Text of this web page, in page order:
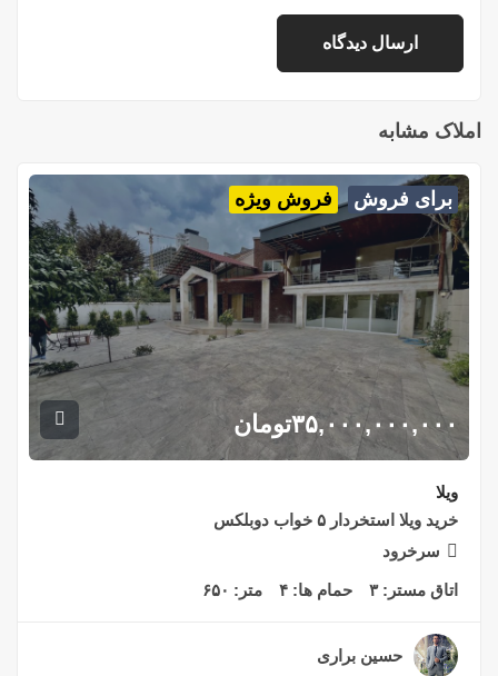
املاک مشابه
برای فروش فروش ویژه
۳۵,۰۰۰,۰۰۰,۰۰۰تومان
ویلا
خرید ویلا استخردار ۵ خواب دوبلکس
سرخرود
اتاق مستر:۳ حمام ها: ۴ متر: ۶۵۰
حسین براری